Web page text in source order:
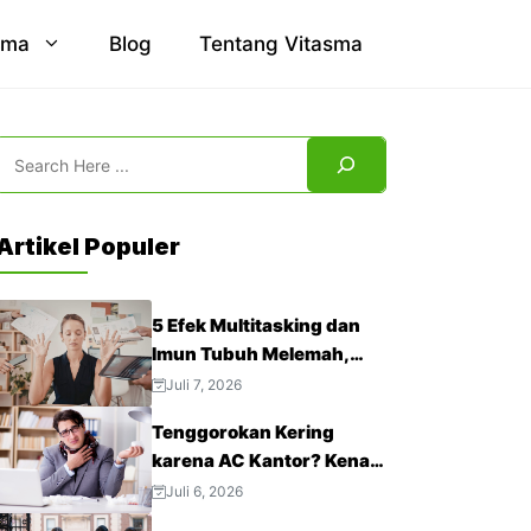
Blog Tentang Vitasma
Populer
5 Efek Multitasking dan
Imun Tubuh Melemah,
Jangan Abaikan!
Juli 7, 2026
Tenggorokan Kering
karena AC Kantor? Kenali
4 Cara Mengatasinya
Juli 6, 2026